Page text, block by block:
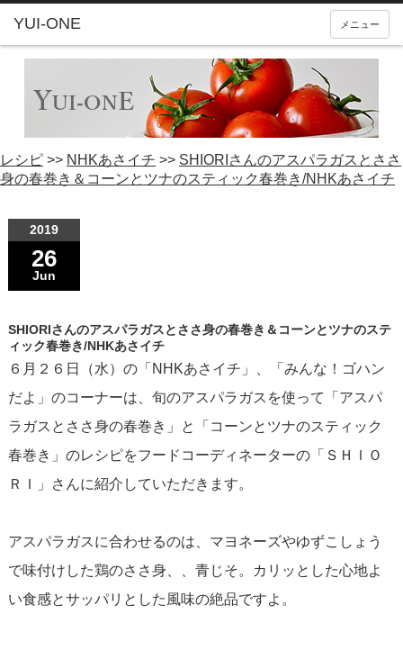
YUI-ONE メニュー
レシピ >> NHKあさイチ >> SHIORIさんのアスパラガスとささ
身の春巻き＆コーンとツナのスティック春巻き/NHKあさイチ
2019
26
Jun
SHIORIさんのアスパラガスとささ身の春巻き＆コーンとツナのステ
ィック春巻き/NHKあさイチ
６月２６日（水）の「NHKあさイチ」、「みんな！ゴハン
だよ」のコーナーは、旬のアスパラガスを使って「アスパ
ラガスとささ身の春巻き」と「コーンとツナのスティック
春巻き」のレシピをフードコーディネーターの「ＳＨＩＯ
ＲＩ」さんに紹介していただきます。
アスパラガスに合わせるのは、マヨネーズやゆずこしょう
で味付けした鶏のささ身、、青じそ。カリッとした心地よ
い食感とサッパリとした風味の絶品ですよ。